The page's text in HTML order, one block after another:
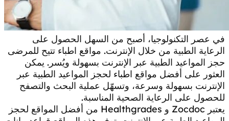
في عصر التكنولوجيا، أصبح من السهل الحصول على
الرعاية الطبية من خلال الإنترنت. مواقع اطباء تتيح للمرضى
حجز المواعيد الطبية عبر الإنترنت بسهولة ويُسر. يمكن
العثور على أفضل مواقع اطباء لحجز المواعيد الطبية عبر
الإنترنت بسهولة وسرعة، وتسهّل عملية البحث والتصفح
للحصول على الرعاية الصحية المناسبة.
يعتبر Zocdoc و Healthgrades من أفضل المواقع لحجز